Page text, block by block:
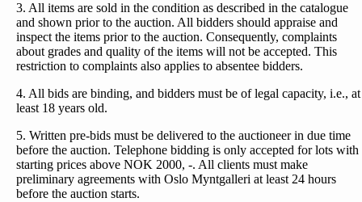
3. All items are sold in the condition as described in the catalogue
and shown prior to the auction. All bidders should appraise and
inspect the items prior to the auction. Consequently, complaints
about grades and quality of the items will not be accepted. This
restriction to complaints also applies to absentee bidders.
4. All bids are binding, and bidders must be of legal capacity, i.e., at
least 18 years old.
5. Written pre-bids must be delivered to the auctioneer in due time
before the auction. Telephone bidding is only accepted for lots with
starting prices above NOK 2000, -. All clients must make
preliminary agreements with Oslo Myntgalleri at least 24 hours
before the auction starts.